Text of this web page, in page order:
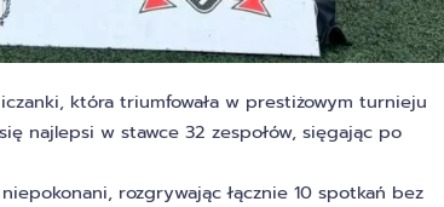
która triumfowała w prestiżowym turnieju
najlepsi w stawce 32 zespołów, sięgając po
rozgrywając łącznie 10 spotkań bez